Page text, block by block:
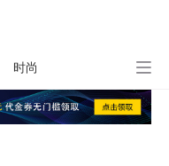
时尚